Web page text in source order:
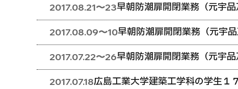
2017.08.21〜23早朝防潮扉開閉業務（元宇
2017.08.09〜10早朝防潮扉開閉業務（元宇
2017.07.22〜26早朝防潮扉開閉業務（元宇
2017.07.18広島工業大学建築工学科の学生１